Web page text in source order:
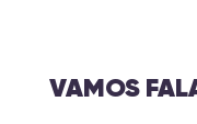
VAMOS